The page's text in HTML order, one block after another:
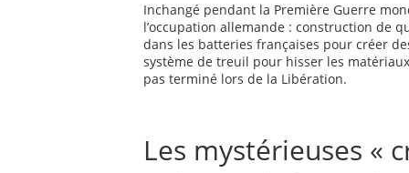
Inchangé pendant la Première Guerre
l’occupation allemande : construction de
dans les batteries françaises pour créer
système de treuil pour hisser les
pas terminé lors de la Libération.
Les mystérieuses «